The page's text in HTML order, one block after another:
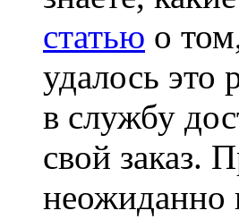
статью о
удалось это
в службу
свой заказ.
неожиданно